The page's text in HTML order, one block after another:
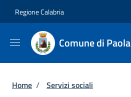
Regione Calabria
Comune di Paola
Briciole di pane
Home / Servizi sociali